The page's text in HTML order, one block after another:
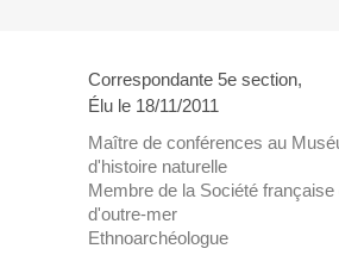
Correspondante 5e section,
Élu le 18/11/2011
Maître de conférences au
d'histoire naturelle
Membre de la Société française
d'outre-mer
Ethnoarchéologue